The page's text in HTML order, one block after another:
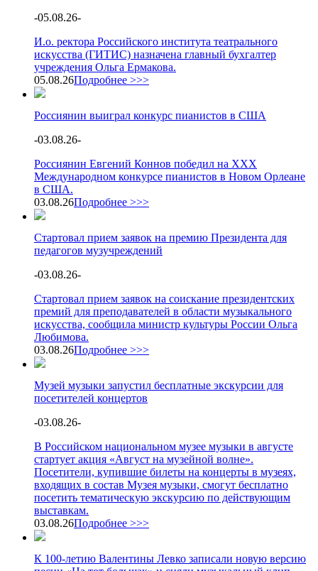
-05.08.26-
И.о. ректора Российского института театрального
искусства (ГИТИС) назначена главный бухгалтер
учреждения Ольга Ермакова.
05.08.26Подробнее >>>
Россиянин выиграл конкурс пианистов в США
-03.08.26-
Россиянин Евгений Коннов победил на XXX
Международном конкурсе пианистов в Новом Орлеане
в США.
03.08.26Подробнее >>>
Стартовал прием заявок на премию Президента для
педагогов музучреждений
-03.08.26-
Стартовал прием заявок на соискание президентских
премий для преподавателей в области музыкального
искусства, сообщила министр культуры России Ольга
Любимова.
03.08.26Подробнее >>>
Музей музыки запустил бесплатные экскурсии для
посетителей концертов
-03.08.26-
В Российском национальном музее музыки в августе
стартует акция «Август на музейной волне».
Посетители, купившие билеты на концерты в музеях,
входящих в состав Музея музыки, смогут бесплатно
посетить тематическую экскурсию по действующим
выставкам.
03.08.26Подробнее >>>
К 100-летию Валентины Левко записали новую версию